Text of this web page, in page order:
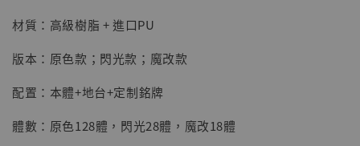
NT$ 5,580
材質：高級樹脂 + 進口PU
版本：原色款；閃光款；魔改款
配置：本體+地台+定制銘牌
體數：原色128體，閃光28體，魔改18體